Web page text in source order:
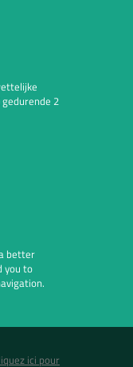
2
better
you to
ici pour